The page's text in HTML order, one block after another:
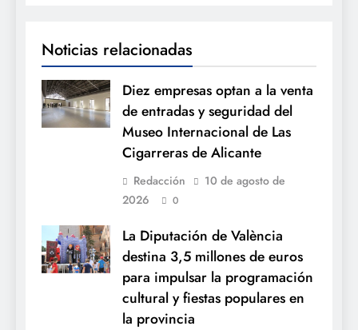
Noticias relacionadas
Diez empresas optan a la venta
de entradas y seguridad del
Museo Internacional de Las
Cigarreras de Alicante
Redacción
10 de agosto de
2026
0
La Diputación de València
destina 3,5 millones de euros
para impulsar la programación
cultural y fiestas populares en
la provincia